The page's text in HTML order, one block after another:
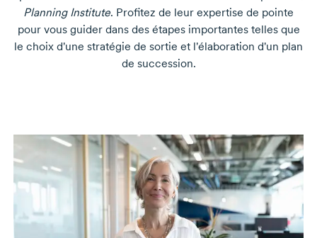
Planning Institute. Profitez de leur expertise de pointe
pour vous guider dans des étapes importantes telles que
le choix d'une stratégie de sortie et l'élaboration d'un plan
de succession.